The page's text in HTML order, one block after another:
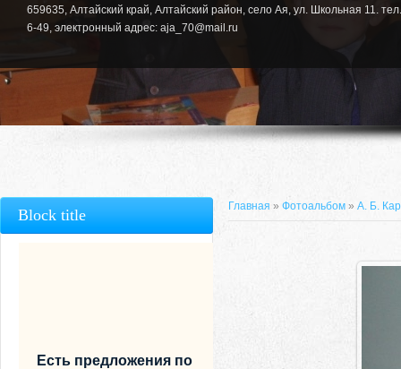
659635, Алтайский край, Алтайский район, село Ая, ул. Школьная 11.
6-49, электронный адрес: aja_70@mail.ru
Главная » Фотоальбом » А. Б.
Block title
Есть предложения по